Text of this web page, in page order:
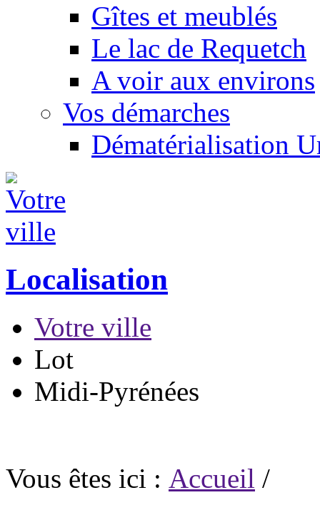
Gîtes et meublés
Le lac de Requetch
A voir aux environs
Vos démarches
Dématérialisation
Localisation
Votre ville
Lot
Midi-Pyrénées
Vous êtes ici : Accueil /